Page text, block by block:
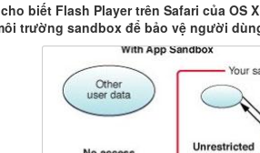
biết Flash Player trên Safari của OS
trường sandbox để bảo vệ người